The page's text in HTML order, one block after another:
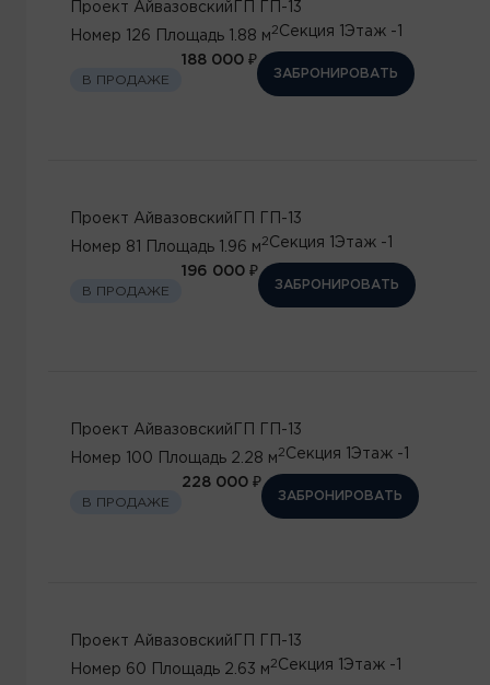
Проект Айвазовский ГП-13
Номер 126 Площадь 1.88 м2Секция Этаж -1
В ПРОДАЖЕ
188 000 ₽
ЗАБРОНИРОВАТЬ
Проект Айвазовский ГП-13
Номер 81 Площадь 1.96 м2Секция Этаж -1
В ПРОДАЖЕ
196 000 ₽
ЗАБРОНИРОВАТЬ
Проект Айвазовский ГП-13
Номер 100 Площадь 2.28 м2Секция Этаж -1
В ПРОДАЖЕ
228 000 ₽
ЗАБРОНИРОВАТЬ
Проект Айвазовский ГП-13
Номер 60 Площадь 2.63 м2Секция Этаж -1